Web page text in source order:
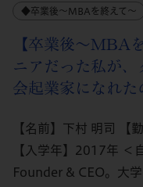
◆卒業後～MBAを終えて～
【卒業後～MBA
ニアだった私が
会起業家になれた
【名前】下村 明司 【
【入学年】2017年
Founder & CEO。大